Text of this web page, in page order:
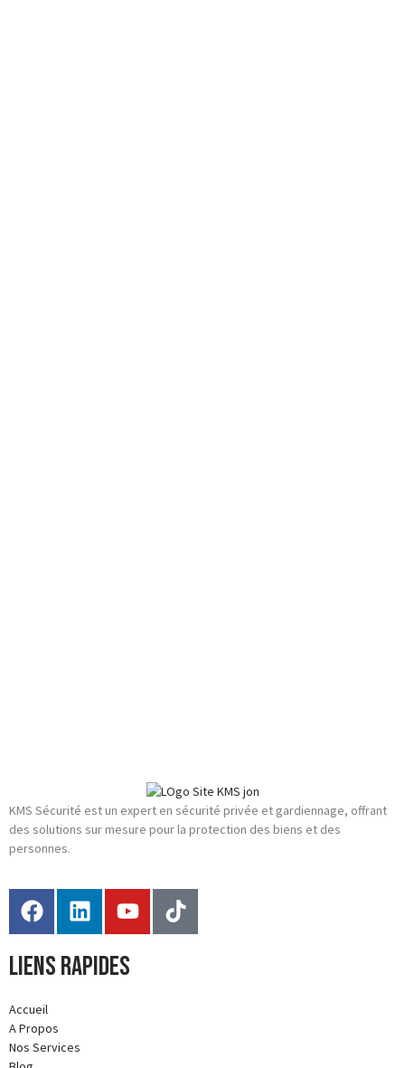
KMS Sécurité est un expert en sécurité privée et gardiennage, offrant
des solutions sur mesure pour la protection des biens et des
personnes.
Liens rapides
Accueil
A Propos
Nos Services